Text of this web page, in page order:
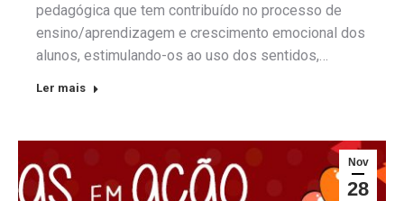
pedagógica que tem contribuído no processo de
ensino/aprendizagem e crescimento emocional dos
alunos, estimulando-os ao uso dos sentidos,…
Ler mais
Nov
28